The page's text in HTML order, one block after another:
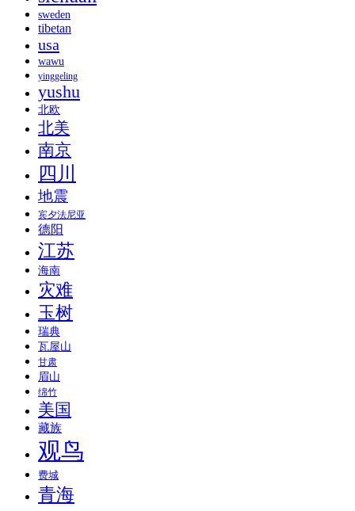
sweden
tibetan
usa
wawu
yinggeling
yushu
北欧
北美
南京
四川
地震
宾夕法尼亚
德阳
江苏
海南
灾难
玉树
瑞典
瓦屋山
甘肃
眉山
绵竹
美国
藏族
观鸟
费城
青海